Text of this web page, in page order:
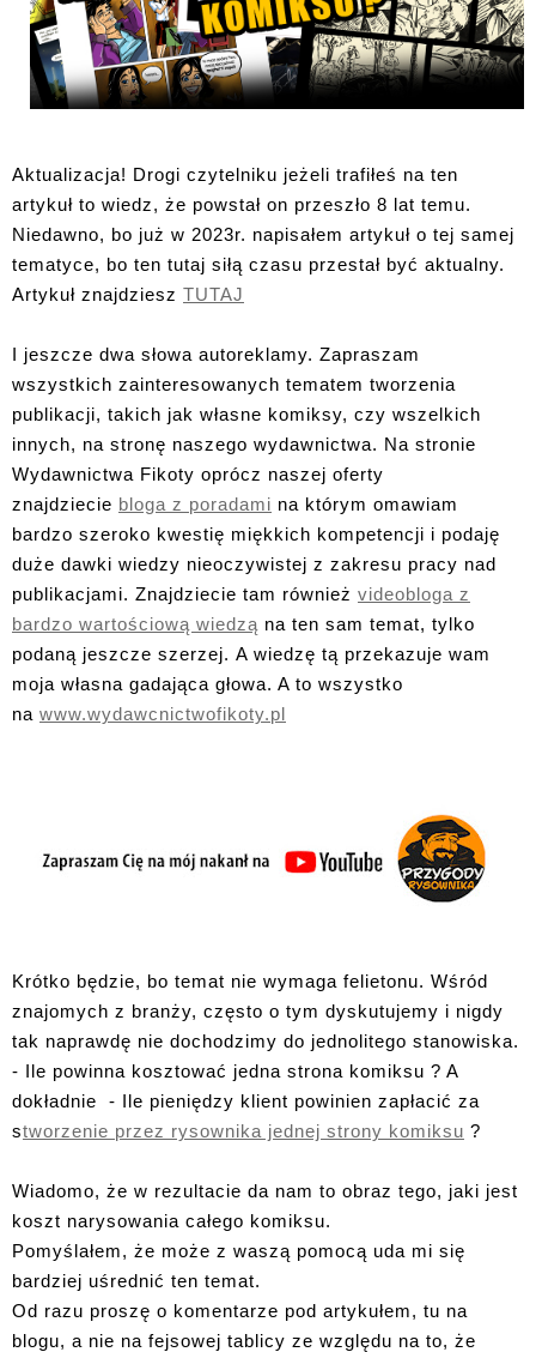
Aktualizacja! Drogi czytelniku jeżeli trafiłeś na ten
artykuł to wiedz, że powstał on przeszło 8 lat temu.
Niedawno, bo już w 2023r. napisałem artykuł o tej samej
tematyce, bo ten tutaj siłą czasu przestał być aktualny.
Artykuł znajdziesz TUTAJ
I jeszcze dwa słowa autoreklamy. Zapraszam
wszystkich zainteresowanych tematem tworzenia
publikacji, takich jak własne komiksy, czy wszelkich
innych, na stronę naszego wydawnictwa. Na stronie
Wydawnictwa Fikoty oprócz naszej oferty
znajdziecie bloga z poradami na którym omawiam
bardzo szeroko kwestię miękkich kompetencji i podaję
duże dawki wiedzy nieoczywistej z zakresu pracy nad
publikacjami. Znajdziecie tam również videobloga z
bardzo wartościową wiedzą na ten sam temat, tylko
podaną jeszcze szerzej. A wiedzę tą przekazuje wam
moja własna gadająca głowa. A to wszystko
na www.wydawcnictwofikoty.pl
Krótko będzie, bo temat nie wymaga felietonu. Wśród
znajomych z branży, często o tym dyskutujemy i nigdy
tak naprawdę nie dochodzimy do jednolitego stanowiska.
- Ile powinna kosztować jedna strona komiksu ? A
dokładnie - Ile pieniędzy klient powinien zapłacić za
stworzenie przez rysownika jednej strony komiksu ?
Wiadomo, że w rezultacie da nam to obraz tego, jaki jest
koszt narysowania całego komiksu.
Pomyślałem, że może z waszą pomocą uda mi się
bardziej uśrednić ten temat.
Od razu proszę o komentarze pod artykułem, tu na
blogu, a nie na fejsowej tablicy ze względu na to, że